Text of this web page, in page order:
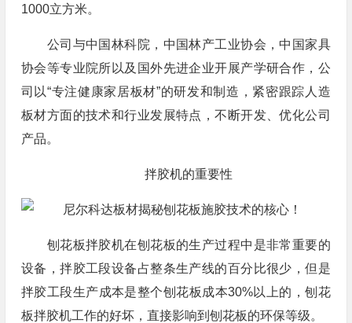
1000立方米。
公司与中国林科院，中国林产工业协会，中国家具
协会等专业院所以及国外先进企业开展产学研合作，公
司以“专注健康家居板材”的研发和制造，紧密跟踪人造
板材方面的技术和行业发展特点，不断开发、优化公司
产品。
拌胶机的重要性
刨花板拌胶机在刨花板的生产过程中是非常重要的
设备，拌胶工段设备占整条生产线的百分比很少，但是
拌胶工段生产成本是整个刨花板成本30%以上的，刨花
板拌胶机工作的好坏，直接影响到刨花板的环保等级。